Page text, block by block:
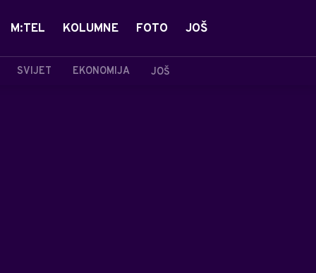
SVIJET EKONOMIJA JOŠ
M:TEL KOLUMNE FOTO JOŠ